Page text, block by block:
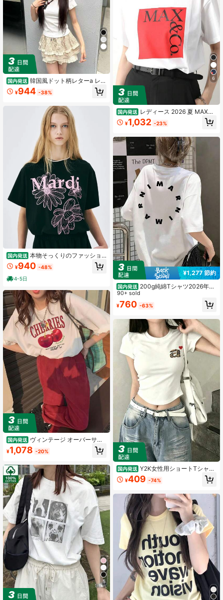
国内発送 韓国風ドット柄レターa レデ
ィース レギュラーショルダー半袖T
シャツ、夏用クルーネック スリムフ
タイル、着回し抜群 セクシーカジュ
¥944 -38%
国内発送 本物そっくりのファッショ
ン写真スタイル + ピンクの花柄の黒
いシャツを着たブロンドの若い女性
¥940 -48%
4-5日
国内発送 ヴィンテージ オーバーサイ
ズ ストリートオーバーサイズ ゆった
り ストリート Y2K チェリーレタート
ス夏の新作ファッション、万能でゆ
ったりとしたラウンドネックシャツY
2Kトップス
¥1,078 -20%
5
6
国内発送 レディース 2026 夏 MAX&C
o. ロゴプリント T シャツ ゆったり
綿 100% 半袖 ラウンドネック カジュ
¥1,032 -23%
¥1,277 節約
国内発送 200g純綿Tシャツ2026年夏
レディース新作半袖純綿ホリデー柄
半袖丸首カップル着用小シャツトッ
プス
90+ sold
¥760 -63%
国内発送 Y2K女性用ショートTシャツ
プリントフィットラウンドネック半
袖 アシンメトリーヘムTシャツ シン
内発送
¥409 -74%